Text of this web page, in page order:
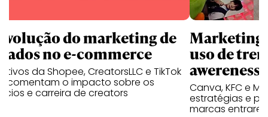
do marketing de
no e-commerce
da Shopee, CreatorsLLC e TikTok
comentam o impacto sobre os
e carreira de creators
Marketing
uso de
awereness
Canva, KFC e
estratégias e
marcas